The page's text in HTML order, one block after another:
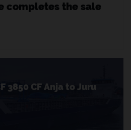
completes the sale
3850 CF Anja to Juru